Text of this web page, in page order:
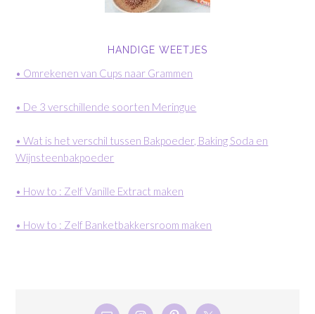
HANDIGE WEETJES
• Omrekenen van Cups naar Grammen
• De 3 verschillende soorten Meringue
• Wat is het verschil tussen Bakpoeder, Baking Soda en
Wijnsteenbakpoeder
• How to : Zelf Vanille Extract maken
• How to : Zelf Banketbakkersroom maken